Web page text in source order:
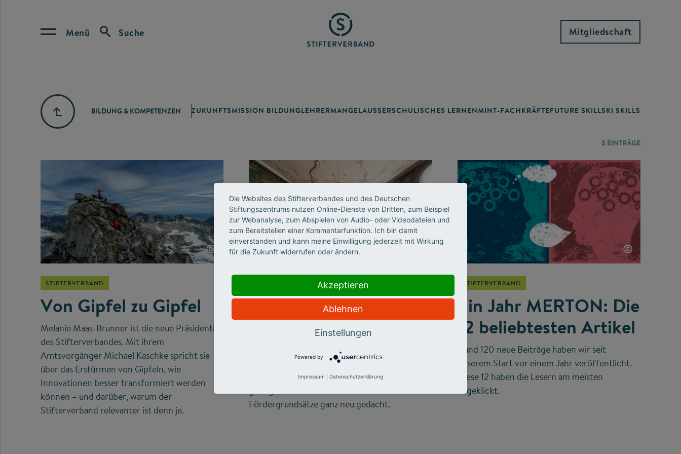
Menü Suche Mitgliedschaft
BILDUNG & KOMPETENZEN ZUKUNFTSMISSION BILDUNGLEHRERMANGELAUSSERSCHULISCHES LERNEN MINT-FACHKRÄFTEFUTURE SKILLSKI SKILLS
3 EINTRÄGE
©
STIFTERVERBAND
Von Gipfel zu Gipfel
Melanie Maas-Brunner ist die neue Präsidentin
des Stifterverbandes. Mit ihrem
Amtsvorgänger Michael Kaschke spricht sie
über das Erstürmen von Gipfeln, wie
Innovationen besser transformiert werden
können – und darüber, warum der
Stifterverband relevanter ist denn je.
©
Wirkung ins Große
denken
Wie man mit kleinen Stellschrauben viel
bewirken kann, hat der Stifterverband mit
seiner Jubiläumsinitiative „Wirkung hoch 100“
Fördergrundsätze ganz neu gedacht.
©
STIFTERVERBAND
Ein Jahr MERTON: Die
12 beliebtesten Artikel
Rund 120 neue Beiträge haben wir seit
unserem Start vor einem Jahr veröffentlicht.
Diese 12 haben die Lesern am meisten
angeklickt.
Die Websites des Stifterverbandes und des Deutschen
Stiftungszentrums nutzen Online-Dienste von Dritten, zum Beispiel
zur Webanalyse, zum Abspielen von Audio- oder Videodateien und
zum Bereitstellen einer Kommentarfunktion. Ich bin damit
einverstanden und kann meine Einwilligung jederzeit mit Wirkung
für die Zukunft widerrufen oder ändern.
Akzeptieren
Ablehnen
Einstellungen
Powered by
Impressum Datenschutzerklärung